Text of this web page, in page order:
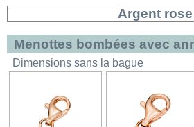
Argent rose
Menottes bombées avec
Dimensions sans la bague